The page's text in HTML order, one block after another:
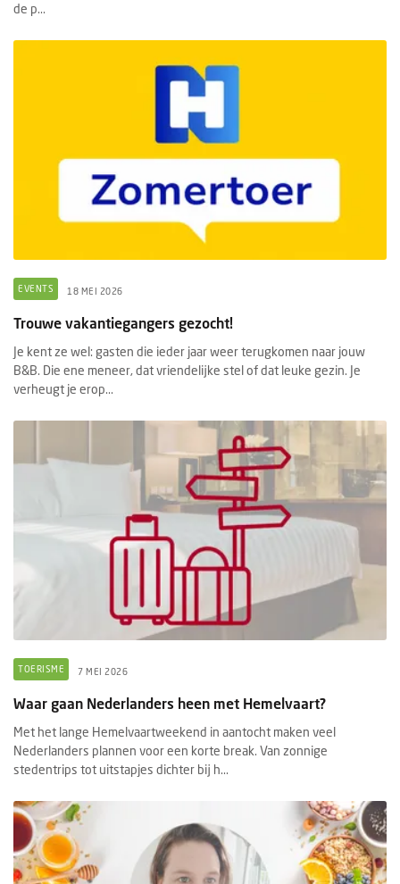
de p...
EVENTS 18 MEI 2026
Trouwe vakantiegangers gezocht!
Je kent ze wel: gasten die ieder jaar weer terugkomen naar jouw
B&B. Die ene meneer, dat vriendelijke stel of dat leuke gezin. Je
verheugt je erop...
TOERISME 7 MEI 2026
Waar gaan Nederlanders heen met Hemelvaart?
Met het lange Hemelvaartweekend in aantocht maken veel
Nederlanders plannen voor een korte break. Van zonnige
stedentrips tot uitstapjes dichter bij h...